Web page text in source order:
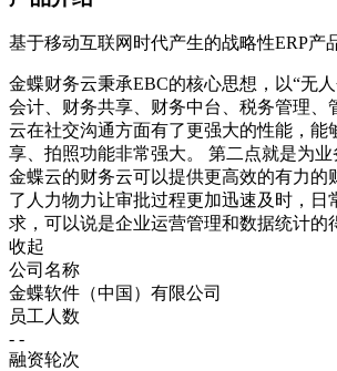
基于移动互联网时代产生的战略性ERP产
金蝶财务云秉承EBC的核心思想，以“无
会计、财务共享、财务中台、税务管理
云在社交沟通方面有了更强大的性能，
享、拍照功能非常强大。 第二点就是为
金蝶云的财务云可以提供更高效的有力
了人力物力让审批过程更加迅速及时，
求，可以说是企业运营管理和数据统计的
收起
公司名称
金蝶软件（中国）有限公司
员工人数
- -
融资轮次